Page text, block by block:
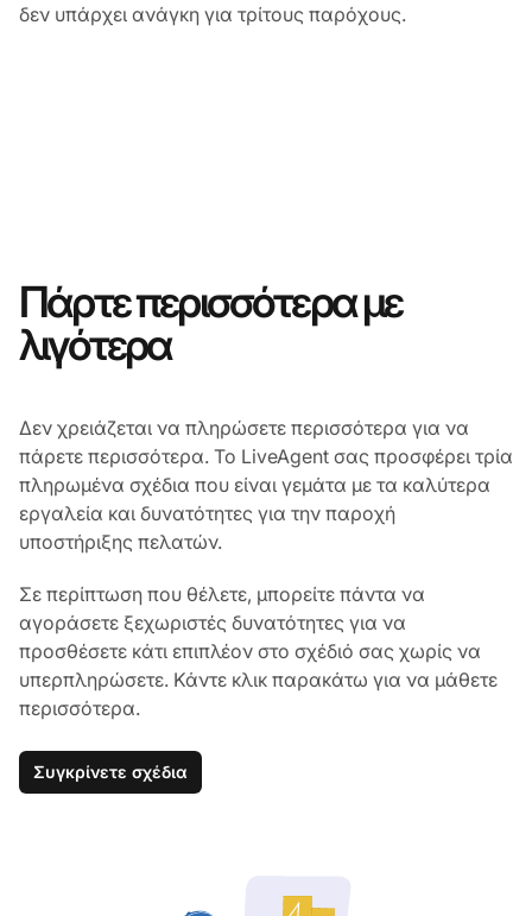
δεν υπάρχει ανάγκη για τρίτους παρόχους.
Πάρτε περισσότερα με
λιγότερα
Δεν χρειάζεται να πληρώσετε περισσότερα για να
πάρετε περισσότερα. Το LiveAgent σας προσφέρει τρία
πληρωμένα σχέδια που είναι γεμάτα με τα καλύτερα
εργαλεία και δυνατότητες για την παροχή
υποστήριξης πελατών.
Σε περίπτωση που θέλετε, μπορείτε πάντα να
αγοράσετε ξεχωριστές δυνατότητες για να
προσθέσετε κάτι επιπλέον στο σχέδιό σας χωρίς να
υπερπληρώσετε. Κάντε κλικ παρακάτω για να μάθετε
περισσότερα.
Συγκρίνετε σχέδια